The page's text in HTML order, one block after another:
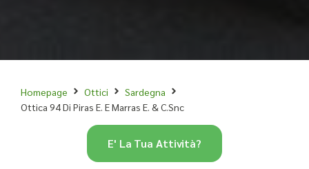
Homepage Ottici
Sardegna
Ottica 94 Di Piras E. E Marras E. & C.Snc
E' La Tua Attività?